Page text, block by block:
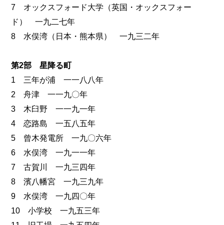
7 オックスフォード大学（英国・オックスフォー
ド） 一九二七年
8 水俣湾（日本・熊本県） 一九三二年
第2部 星降る町
1 三年が浦 一一八八年
2 舟津 一一九〇年
3 木臼野 一一九一年
4 恋路島 一五八五年
5 曾木発電所 一九〇六年
6 水俣湾 一九一一年
7 古賀川 一九三四年
8 濱八幡宮 一九三九年
9 水俣湾 一九四〇年
10 小学校 一九五三年